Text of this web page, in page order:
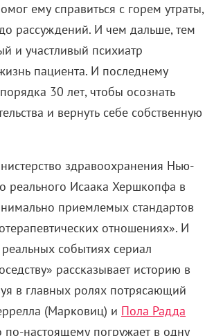
ему справиться с горем утраты,
рассуждений. И чем дальше, тем
и участливый психиатр
пациента. И последнему
30 лет, чтобы осознать
и вернуть себе собственную
здравоохранения Нью-
реального Исаака Хершкопфа в
приемлемых стандартов
отношениях». И
событиях сериал
рассказывает историю в
в главных ролях потрясающий
(Марковиц) и Пола Радда
по-настоящему погружает в одну